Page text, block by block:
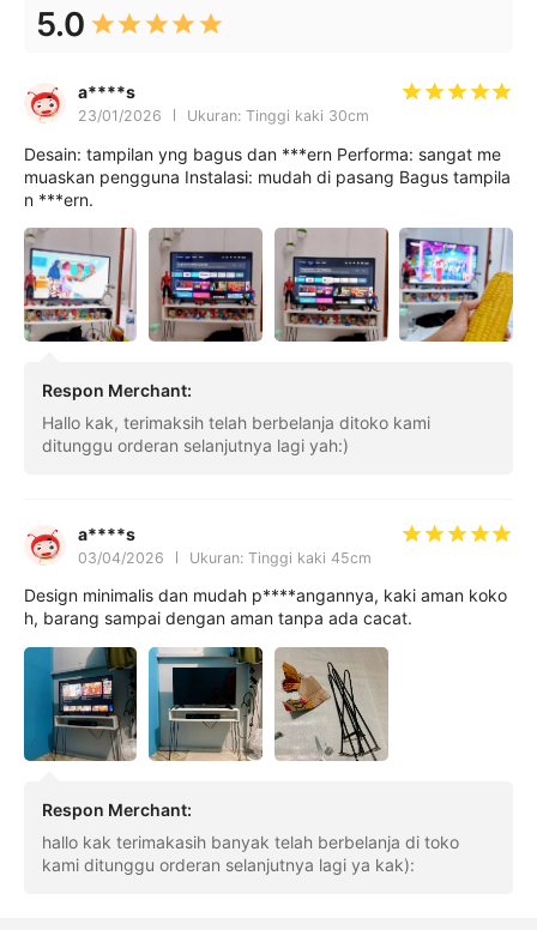
5.0
a****s
23/01/2026 Ukuran: Tinggi kaki 30cm
Desain: tampilan yng bagus dan ***ern Performa: sangat me
muaskan pengguna Instalasi: mudah di pasang Bagus tampila
n ***ern.
Respon Merchant:
Hallo kak, terimaksih telah berbelanja ditoko kami
ditunggu orderan selanjutnya lagi yah:)
a****s
03/04/2026 Ukuran: Tinggi kaki 45cm
Design minimalis dan mudah p****angannya, kaki aman koko
h, barang sampai dengan aman tanpa ada cacat.
Respon Merchant:
hallo kak terimakasih banyak telah berbelanja di toko
kami ditunggu orderan selanjutnya lagi ya kak):